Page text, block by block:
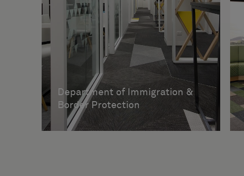
Department of Immigration &
Border Protection